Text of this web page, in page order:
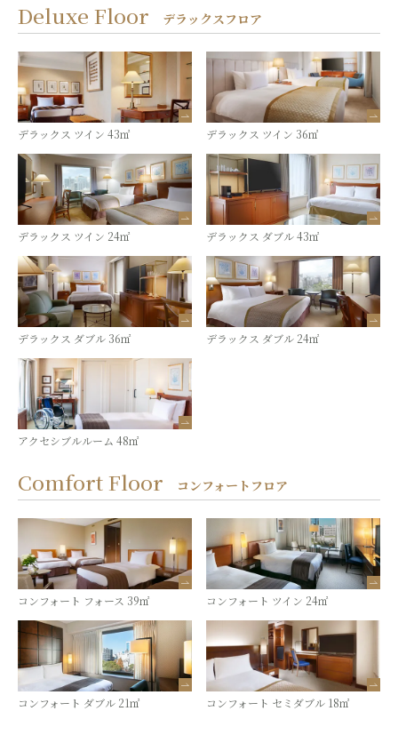
Deluxe Floor デラックスフロア
デラックス ツイン 43㎡ デラックス ツイン 36㎡
デラックス ツイン 24㎡ デラックス ダブル 43㎡
デラックス ダブル 36㎡ デラックス ダブル 24㎡
アクセシブルルーム 48㎡
Comfort Floor コンフォートフロア
コンフォート フォース 39㎡ コンフォート ツイン 24㎡
コンフォート ダブル 21㎡ コンフォート セミダブル 18㎡